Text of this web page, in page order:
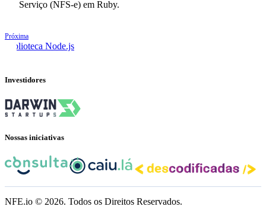
Serviço (NFS-e) em Ruby.
Próxima
Biblioteca Node.js
Investidores
Nossas iniciativas
NFE.io © 2026. Todos os Direitos Reservados.